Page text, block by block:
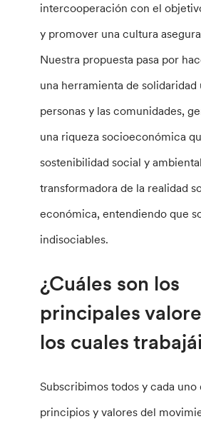
intercooperación con el
y promover una cultura
Nuestra propuesta pasa por
una herramienta de solidaridad
personas y las comunidades,
una riqueza socioeconómica
sostenibilidad social y
transformadora de la realidad
económica, entendiendo que
indisociables.
¿Cuáles son los
principales
los cuales
Subscribimos todos y cada uno
principios y valores del